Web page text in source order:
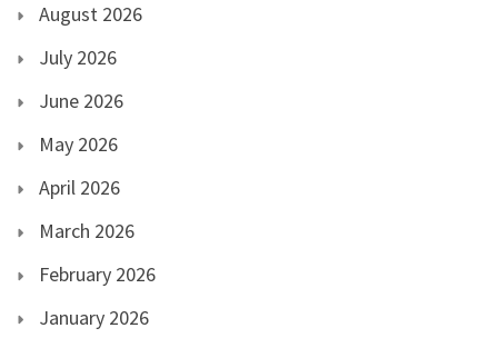
August 2026
July 2026
June 2026
May 2026
April 2026
March 2026
February 2026
January 2026